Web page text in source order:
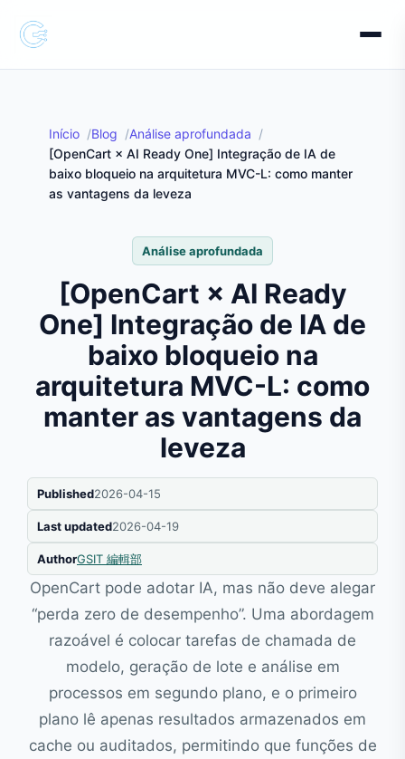
Início Blog
Análise aprofundada
[OpenCart × AI Ready One] Integração de IA de
baixo bloqueio na arquitetura MVC-L: como manter
as vantagens da leveza
Análise aprofundada
[OpenCart × AI Ready
One] Integração de IA de
baixo bloqueio na
arquitetura MVC-L: como
manter as vantagens da
leveza
Published2026-04-15
Last updated2026-04-19
AuthorGSIT 編輯部
OpenCart pode adotar IA, mas não deve alegar
“perda zero de desempenho”. Uma abordagem
razoável é colocar tarefas de chamada de
modelo, geração de lote e análise em
processos em segundo plano, e o primeiro
plano lê apenas resultados armazenados em
cache ou auditados, permitindo que funções de